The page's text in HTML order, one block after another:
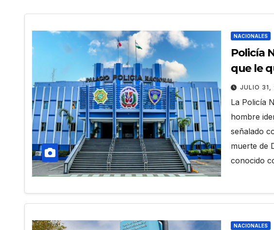
NACIONALES
Policía
que le
apuesta
JULIO 31,
La Policía
hombre
señalado
muerte de
conocido
NACIONALES